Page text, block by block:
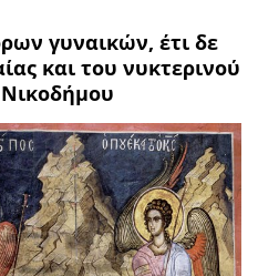
γυναικών, έτι δε
και του νυκτερινού